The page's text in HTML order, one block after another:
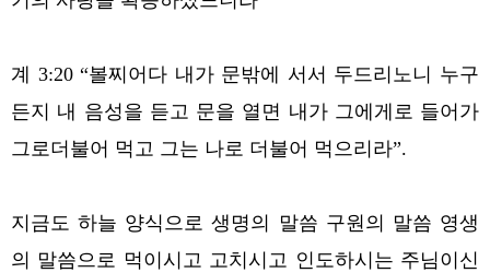
계 3:20 “볼찌어다 내가 문밖에 서서 두드리노니 누구
든지 내 음성을 듣고 문을 열면 내가 그에게로 들어가
그로더불어 먹고 그는 나로 더불어 먹으리라”.
지금도 하늘 양식으로 생명의 말씀 구원의 말씀 영생
의 말씀으로 먹이시고 고치시고 인도하시는 주님이신